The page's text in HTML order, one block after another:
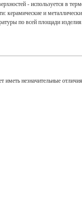
- используется в
керамические и
по всей площади
незначительные